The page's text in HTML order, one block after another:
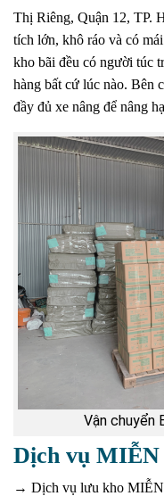
Thị Riêng, Quận 12, TP.
tích lớn, khô ráo và có
kho bãi đều có người túc
hàng bất cứ lúc nào. Bên
đầy đủ xe nâng để nâng
Vận chuyển
Dịch vụ
→ Dịch vụ lưu kho MIỄN